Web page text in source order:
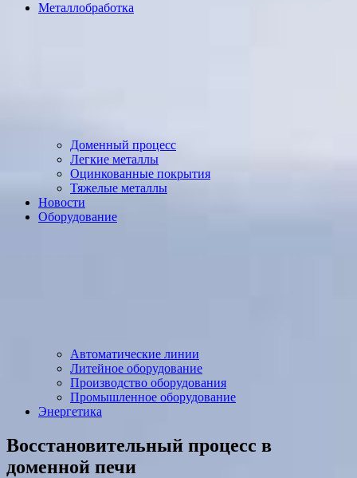
Металлобработка
Доменный процесс
Легкие металлы
Оцинкованные покрытия
Тяжелые металлы
Новости
Оборудование
Автоматические линии
Литейное оборудование
Производство оборудования
Промышленное оборудование
Энергетика
Восстановительный процесс в
доменной печи